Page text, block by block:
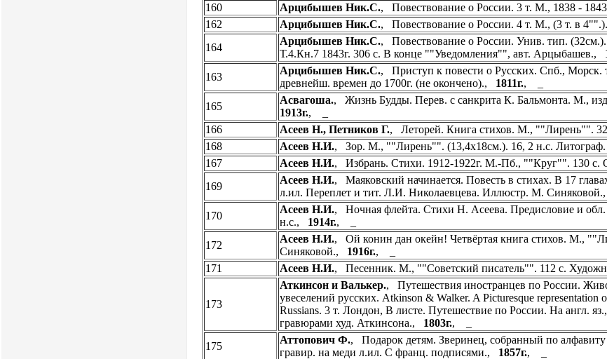
160
Арцибышев Ник.С., Повествование о России. 3 т. М., 1838 -
162
Арцибышев Ник.С., Повествование о России. 4 т. М., (3 т. в
164
Арцибышев Ник.С., Повествование о России. Унив. тип.
Т.4.Кн.7 1843г. 306 с. В конце ""Уведомления"", авт. Арцыбашев.,
163
Арцибышев Ник.С., Приступ к повести о Русских. Спб., Морск.
древнейш. времен до 1700г. (не окончено)., 1811г., _
165
Асвагоша., Жизнь Будды. Перев. с санкрита К. Бальмонта. М.,
1913г., _
166
Асеев Н., Петников Г., Леторей. Книга стихов. М., ""Лирень"".
168
Асеев Н.И., Зор. М., ""Лирень"". (13,4х18см.). 16, 2 н.с.
167
Асеев Н.И., Избрань. Стихи. 1912-1922г. М.-Пб., ""Круг"". 130 с.
169
Асеев Н.И., Маяковский начинается. Повесть в стихах. В 17
л.ил. Переплет и тит. Л.И. Николаевцева. Иллюстр. М.
170
Асеев Н.И., Ночная флейта. Стихи Н. Асеева. Предисловие и
н.с., 1914г., _
172
Асеев Н.И., Ой конин дан окейн! Четвёртая книга стихов. М.,
Синяковой., 1916г., _
171
Асеев Н.И., Песенник. М., ""Советский писатель"". 112 с.
173
Аткинсон и Валькер., Путешествия иностранцев по России.
увеселений русских. Atkinson & Walker. A Picturesque representation
Russians. 3 т. Лондон, В листе. Путешествие по России. На англ.
гравюрами худ. Аткинсона., 1803г., _
175
Аттопович Ф., Подарок детям. Зверинец, собранный по
гравир. на меди л.ил. С франц. подписями., 1857г., _